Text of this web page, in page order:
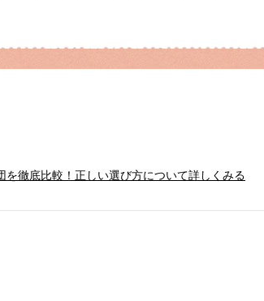
を徹底比較！正しい選び方について詳しくみる